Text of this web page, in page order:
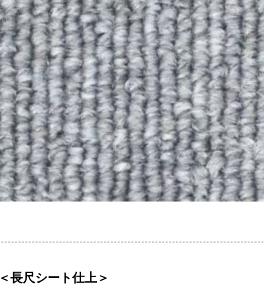
＜長尺シート仕上＞